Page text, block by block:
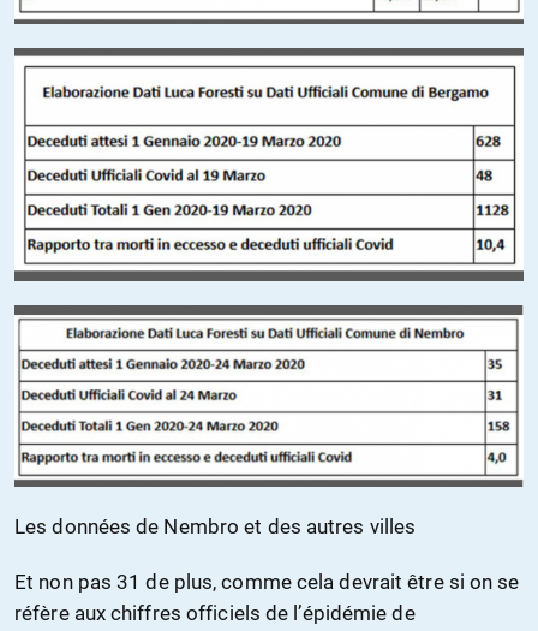
Les données de Nembro et des autres villes
Et non pas 31 de plus, comme celadevrait être si on se
réfère aux chiffres officiels de l’épidémie de